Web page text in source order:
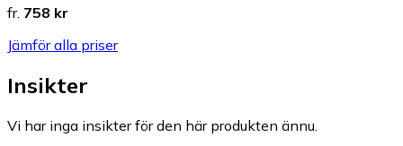
fr. 758 kr
Jämför alla priser
Insikter
Vi har inga insikter för den här produkten ännu.